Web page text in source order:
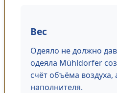
Вес
Одеяло не должно
одеяла Mühldorfer
счёт объёма воздуха,
наполнителя.